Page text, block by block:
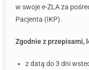
w swoje e-ZLA za
Pacjenta (IKP).
Zgodnie z przepisami,
z datą do 3 dni